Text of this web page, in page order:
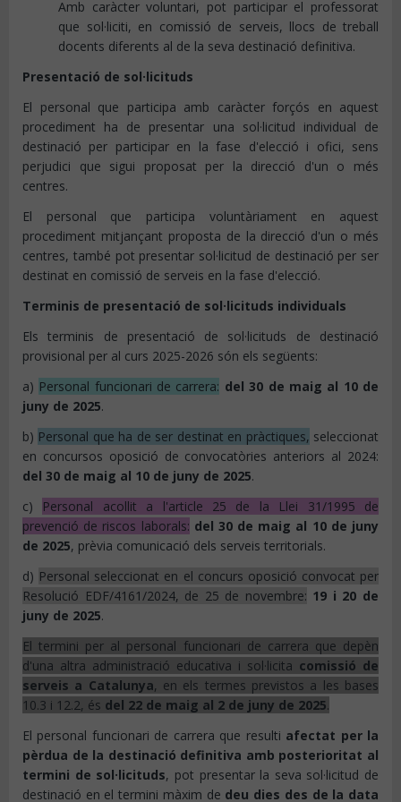
Amb caràcter voluntari, pot participar el professorat
que sol·liciti, en comissió de serveis, llocs de treball
docents diferents al de la seva destinació definitiva.
Presentació de sol·licituds
El personal que participa amb caràcter forçós en aquest
procediment ha de presentar una sol·licitud individual de
destinació per participar en la fase d'elecció i ofici, sens
perjudici que sigui proposat per la direcció d'un o més
centres.
El personal que participa voluntàriament en aquest
procediment mitjançant proposta de la direcció d'un o més
centres, també pot presentar sol·licitud de destinació per ser
destinat en comissió de serveis en la fase d'elecció.
Terminis de presentació de sol·licituds individuals
Els terminis de presentació de sol·licituds de destinació
provisional per al curs 2025-2026 són els següents:
a) Personal funcionari de carrera: del 30 de maig al 10 de
juny de 2025.
b) Personal que ha de ser destinat en pràctiques, seleccionat
en concursos oposició de convocatòries anteriors al 2024:
del 30 de maig al 10 de juny de 2025.
c) Personal acollit a l'article 25 de la Llei 31/1995 de
prevenció de riscos laborals: del 30 de maig al 10 de juny
de 2025, prèvia comunicació dels serveis territorials.
d) Personal seleccionat en el concurs oposició convocat per
Resolució EDF/4161/2024, de 25 de novembre: 19 i 20 de
juny de 2025.
El termini per al personal funcionari de carrera que depèn
d'una altra administració educativa i sol·licita comissió de
serveis a Catalunya, en els termes previstos a les bases
10.3 i 12.2, és del 22 de maig al 2 de juny de 2025.
El personal funcionari de carrera que resulti afectat per la
pèrdua de la destinació definitiva amb posterioritat al
termini de sol·licituds, pot presentar la seva sol·licitud de
destinació en el termini màxim de deu dies des de la data